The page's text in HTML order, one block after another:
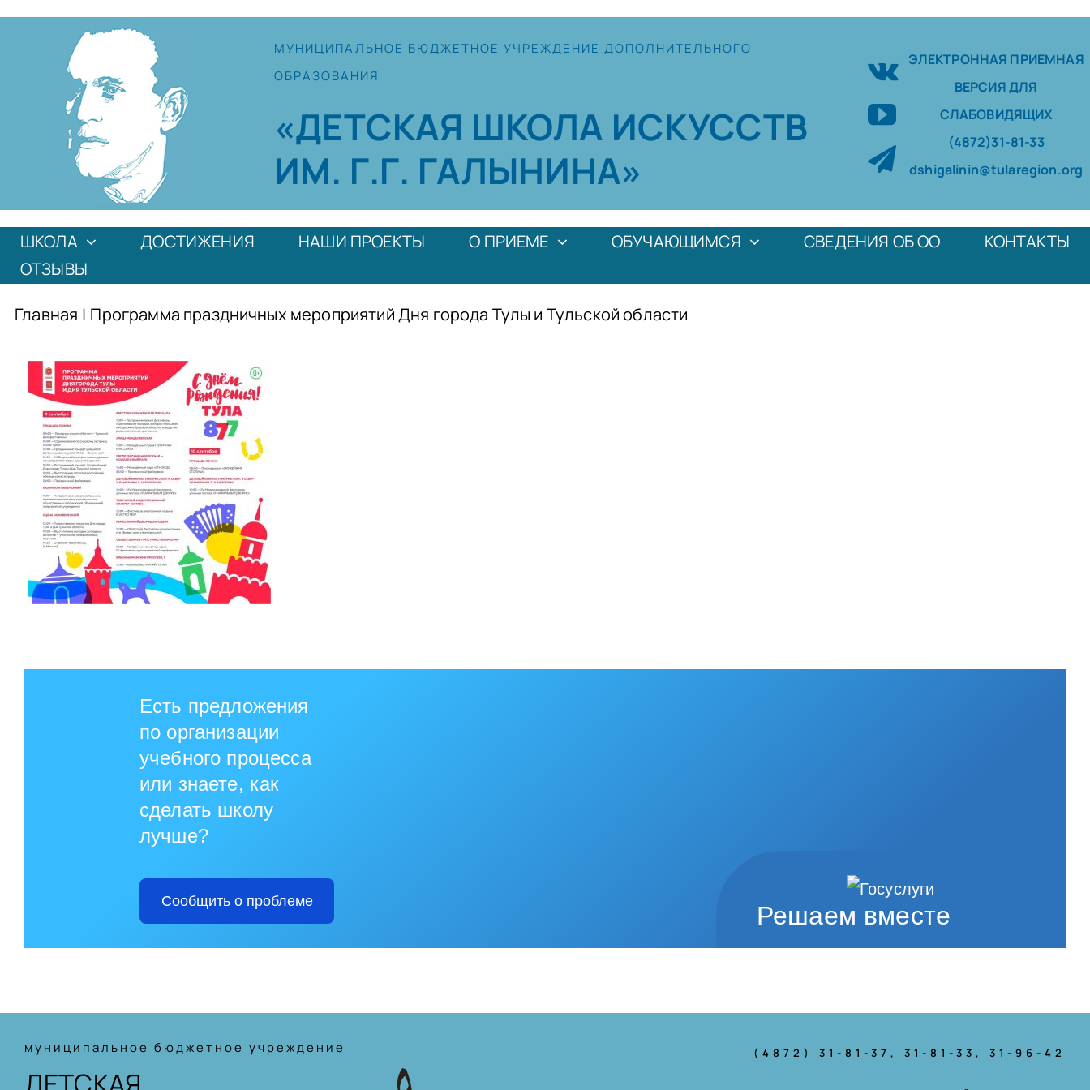
Skip
МУНИЦИПАЛЬНОЕ БЮДЖЕТНОЕ УЧРЕЖДЕНИЕДОПОЛНИТЕЛЬНОГО
ОБРАЗОВАНИЯ
«ДЕТСКАЯ ШКОЛА ИСКУССТВ
ИМ. Г.Г. ГАЛЫНИНА»
ЭЛЕКТРОННАЯ ПРИЕМНАЯ
ВЕРСИЯ ДЛЯ
СЛАБОВИДЯЩИХ
(4872)31-81-33
dshigalinin@tularegion.org
ШКОЛА ДОСТИЖЕНИЯ НАШИ ПРОЕКТЫ О ПРИЕМЕ ОБУЧАЮЩИМСЯ СВЕДЕНИЯ ОБ ОО
КОНТАКТЫ
ОТЗЫВЫ
Главная | Программа праздничных мероприятий Дня города Тулы и Тульской области
Решаем вместе
Есть предложения
по организации
учебного процесса
или знаете, как
сделать школу
лучше?
Сообщить о проблеме
муниципальное бюджетное учреждение (4872) 31-81-37, 31-81-33, 31-96-42